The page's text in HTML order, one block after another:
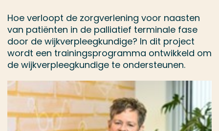
Hoe verloopt de zorgverlening voor naasten
van patiënten in de palliatief terminale fase
door de wijkverpleegkundige? In dit project
wordt een trainingsprogramma ontwikkeld om
de wijkverpleegkundige te ondersteunen.